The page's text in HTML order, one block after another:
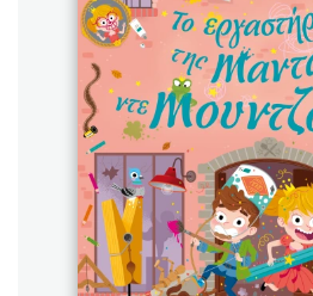
Sebastian Fitzek
Playlist